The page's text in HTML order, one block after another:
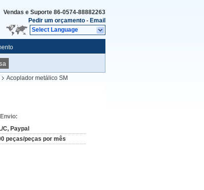
Vendas e Suporte 86-0574-88882263
Pedir um orçamento - Email
Select Language
Acoplador metálico SM
C, Paypal
peças/peças por mês